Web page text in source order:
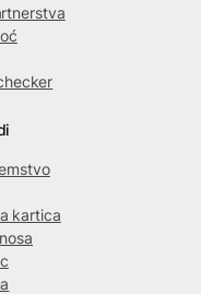
kartica